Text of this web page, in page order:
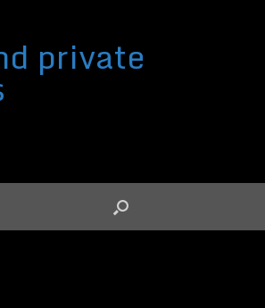
private